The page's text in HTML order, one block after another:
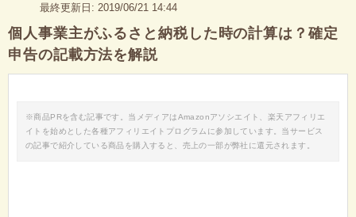
最終更新日: 2019/06/21 14:44
個人事業主がふるさと納税した時の計算は？確定
申告の記載方法を解説
※商品PRを含む記事です。当メディアはAmazonアソシエイト、楽天アフィリエ
イトを始めとした各種アフィリエイトプログラムに参加しています。当サービス
の記事で紹介している商品を購入すると、売上の一部が弊社に還元されます。